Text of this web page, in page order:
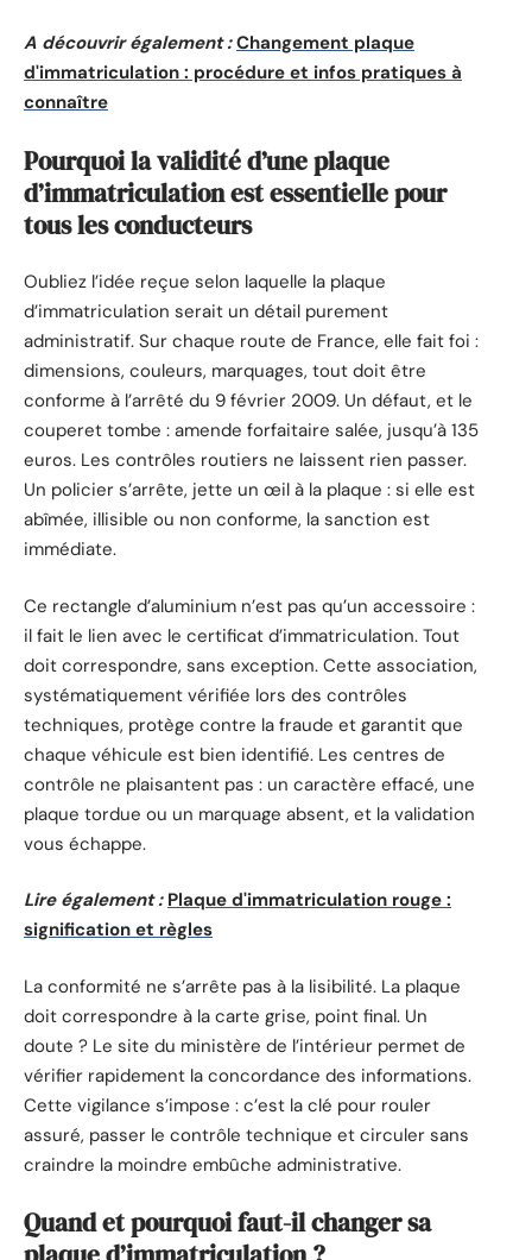
A découvrir également : Changement plaque
d'immatriculation : procédure et infos pratiques à
connaître
Pourquoi la validité d’une plaque
d’immatriculation est essentielle pour
tous les conducteurs
Oubliez l’idée reçue selon laquelle la plaque
d’immatriculation serait un détail purement
administratif. Sur chaque route de France, elle fait foi :
dimensions, couleurs, marquages, tout doit être
conforme à l’arrêté du 9 février 2009. Un défaut, et le
couperet tombe : amende forfaitaire salée, jusqu’à 135
euros. Les contrôles routiers ne laissent rien passer.
Un policier s’arrête, jette un œil à la plaque : si elle est
abîmée, illisible ou non conforme, la sanction est
immédiate.
Ce rectangle d’aluminium n’est pas qu’un accessoire :
il fait le lien avec le certificat d’immatriculation. Tout
doit correspondre, sans exception. Cette association,
systématiquement vérifiée lors des contrôles
techniques, protège contre la fraude et garantit que
chaque véhicule est bien identifié. Les centres de
contrôle ne plaisantent pas : un caractère effacé, une
plaque tordue ou un marquage absent, et la validation
vous échappe.
Lire également : Plaque d'immatriculation rouge :
signification et règles
La conformité ne s’arrête pas à la lisibilité. La plaque
doit correspondre à la carte grise, point final. Un
doute ? Le site du ministère de l’intérieur permet de
vérifier rapidement la concordance des informations.
Cette vigilance s’impose : c’est la clé pour rouler
assuré, passer le contrôle technique et circuler sans
craindre la moindre embûche administrative.
Quand et pourquoi faut-il changer sa